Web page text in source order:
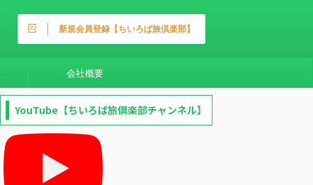
新規会員登録【ちいろば旅倶楽部】
会社概要
YouTube【ちいろば旅倶楽部チャンネル】